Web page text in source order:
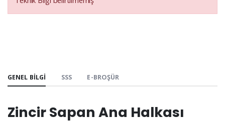
GENEL BILGI SSS E-BROŞÜR
Zincir Sapan Ana Halkası